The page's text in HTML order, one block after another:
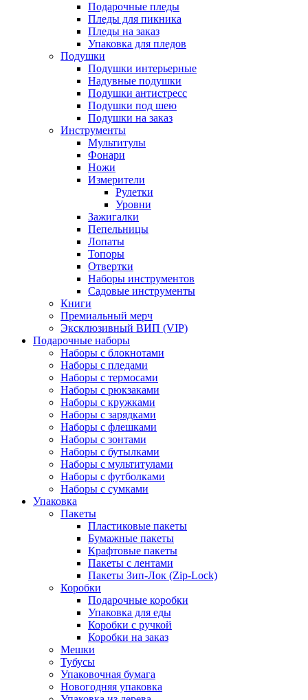
Подарочные пледы
Пледы для пикника
Пледы на заказ
Упаковка для пледов
Подушки
Подушки интерьерные
Надувные подушки
Подушки антистресс
Подушки под шею
Подушки на заказ
Инструменты
Мультитулы
Фонари
Ножи
Измерители
Рулетки
Уровни
Зажигалки
Пепельницы
Лопаты
Топоры
Отвертки
Наборы инструментов
Садовые инструменты
Книги
Премиальный мерч
Эксклюзивный ВИП (VIP)
Подарочные наборы
Наборы с блокнотами
Наборы с пледами
Наборы с термосами
Наборы с рюкзаками
Наборы с кружками
Наборы с зарядками
Наборы с флешками
Наборы с зонтами
Наборы с бутылками
Наборы с мультитулами
Наборы с футболками
Наборы с сумками
Упаковка
Пакеты
Пластиковые пакеты
Бумажные пакеты
Крафтовые пакеты
Пакеты с лентами
Пакеты Зип-Лок (Zip-Lock)
Коробки
Подарочные коробки
Упаковка для еды
Коробки с ручкой
Коробки на заказ
Мешки
Тубусы
Упаковочная бумага
Новогодняя упаковка